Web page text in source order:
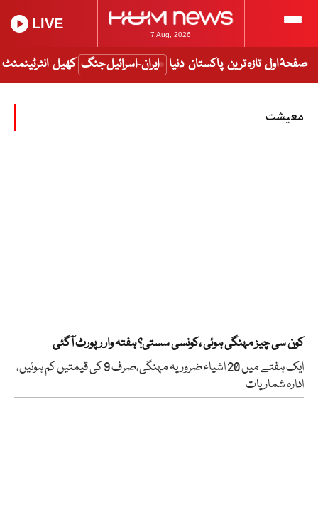
7 Aug, 2026
LIVE
صفحۂ اول تازہ ترین پاکستان دنیا ایران-اسرائیل جنگ کھیل انٹرٹینمنٹ
معیشت
کون سی چیز مہنگی ہوئی ،کونسی سستی؟ ہفتہ وار رپورٹ آگئی
ایک ہفتے میں 20 اشیاء ضروریہ مہنگی،صرف 9 کی قیمتیں کم ہوئیں،
ادارہ شماریات